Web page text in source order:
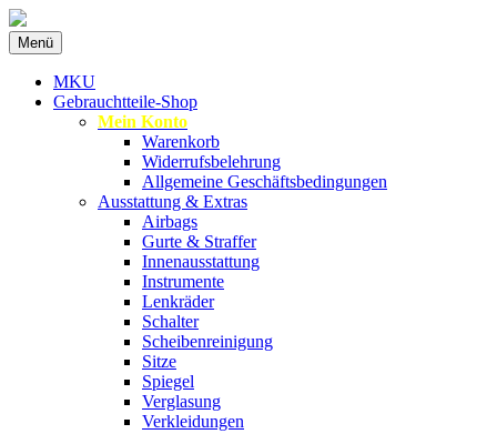
MKU Autoteile
Ersatzteile
Menü Zum
Inhalt
springen
MKU
Gebrauchtteile-Shop
Mein Konto
Warenkorb
Widerrufsbelehrung
Allgemeine Geschäftsbedingungen
Ausstattung & Extras
Airbags
Gurte & Straffer
Innenausstattung
Instrumente
Lenkräder
Schalter
Scheibenreinigung
Sitze
Spiegel
Verglasung
Verkleidungen